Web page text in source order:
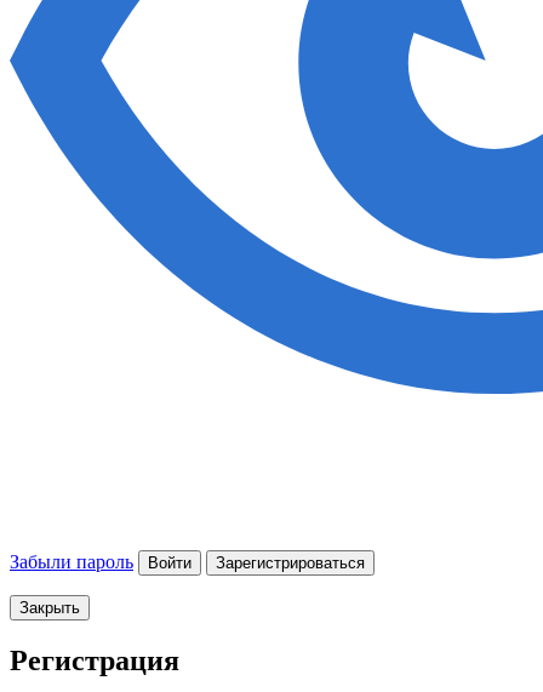
Забыли пароль Войти Зарегистрироваться
Закрыть
Регистрация